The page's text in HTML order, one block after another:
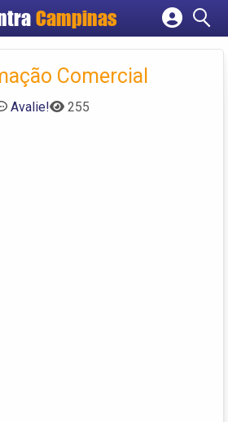
Campinas
Cadastrar empresa
Fazer login
Criar conta
Comercial
Avalie! 255